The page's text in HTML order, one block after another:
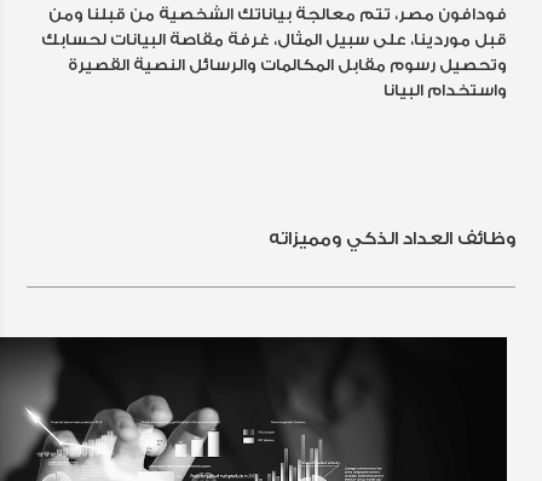
فودافون مصر، تتم معالجة بياناتك الشخصية من قبلنا ومن
قبل موردينا، على سبيل المثال، غرفة مقاصة البيانات لحسابك
وتحصيل رسوم مقابل المكالمات والرسائل النصية القصيرة
واستخدام البيانا
وظائف العداد الذكي ومميزاته